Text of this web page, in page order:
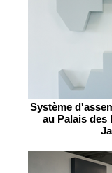
Système
au Palais des